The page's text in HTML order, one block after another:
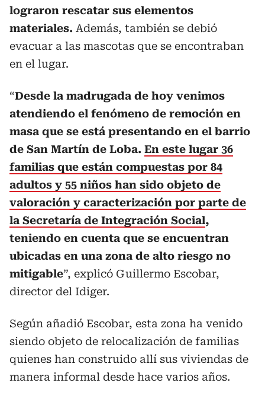
lograron rescatar sus elementos
materiales. Además, también se debió
evacuar a las mascotas que se encontraban
en el lugar.
“Desde la madrugada de hoy venimos
atendiendo el fenómeno de remoción en
masa que se está presentando en el barrio
de San Martín de Loba. En este lugar 36
familias que están compuestas por 84
adultos y 55 niños han sido objeto de
valoración y caracterización por parte de
la Secretaría de Integración Social,
teniendo en cuenta que se encuentran
ubicadas en una zona de alto riesgo no
mitigable”, explicó Guillermo Escobar,
director del Idiger.
Según añadió Escobar, esta zona ha venido
siendo objeto de relocalización de familias
quienes han construido allí sus viviendas de
manera informal desde hace varios años.